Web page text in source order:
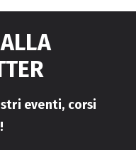
eventi, corsi